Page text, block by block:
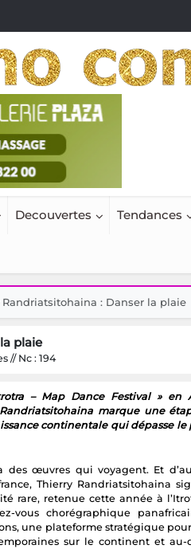
Decouvertes Tendances
Randriatsitohaina : Danser la plaie
plaie
// Nc : 194
– Map Dance Festival »
marque une
continentale qui dépasse le
des œuvres qui voyagent. Et
Thierry Randriatsitohaina
rare, retenue cette année à
vous chorégraphique
une plateforme stratégique
sur le continent et au-